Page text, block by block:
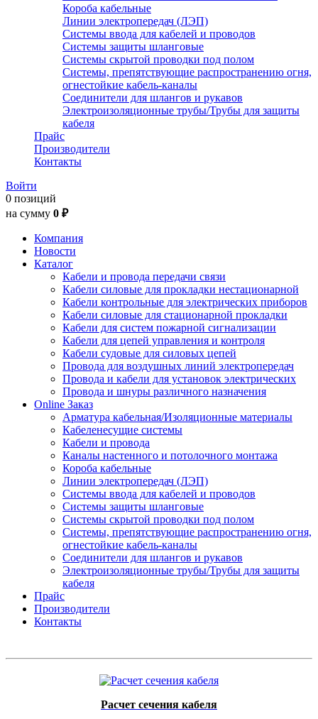
Короба кабельные
Линии электропередач (ЛЭП)
Системы ввода для кабелей и проводов
Системы защиты шланговые
Системы скрытой проводки под полом
Системы, препятствующие распространению огня,
огнестойкие кабель-каналы
Соединители для шлангов и рукавов
Электроизоляционные трубы/Трубы для защиты
кабеля
Прайс
Производители
Контакты
Войти
0 позиций
на сумму 0 ₽
Компания
Новости
Каталог
Кабели и провода передачи связи
Кабели силовые для прокладки нестационарной
Кабели контрольные для электрических приборов
Кабели силовые для стационарной прокладки
Кабели для систем пожарной сигнализации
Кабели для цепей управления и контроля
Кабели судовые для силовых цепей
Провода для воздушных линий электропередач
Провода и кабели для установок электрических
Провода и шнуры различного назначения
Online Заказ
Арматура кабельная/Изоляционные материалы
Кабеленесущие системы
Кабели и провода
Каналы настенного и потолочного монтажа
Короба кабельные
Линии электропередач (ЛЭП)
Системы ввода для кабелей и проводов
Системы защиты шланговые
Системы скрытой проводки под полом
Системы, препятствующие распространению огня,
огнестойкие кабель-каналы
Соединители для шлангов и рукавов
Электроизоляционные трубы/Трубы для защиты
кабеля
Прайс
Производители
Контакты
Расчет сечения кабеля